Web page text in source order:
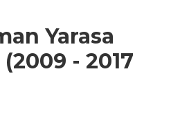
Yarasa
- 2017